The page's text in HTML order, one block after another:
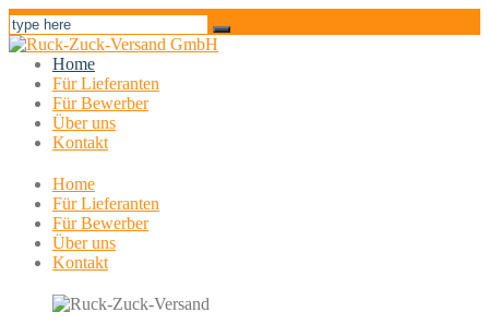
Home
Für Lieferanten
Für Bewerber
Über uns
Kontakt
Home
Für Lieferanten
Für Bewerber
Über uns
Kontakt